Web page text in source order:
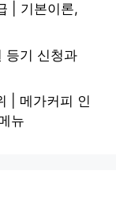
| 기본이론,
등기 신청과
| 메가커피 인
뉴